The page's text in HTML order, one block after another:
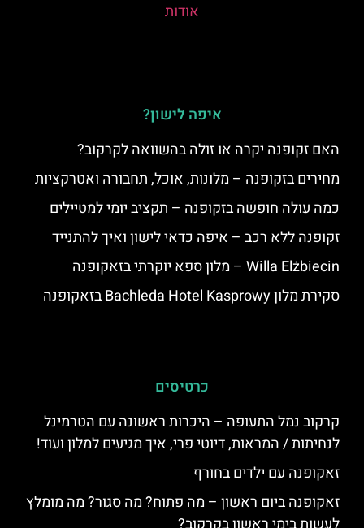
אודות
איפה לישון?
האם זקופנה יקרה או זולה בהשוואה לקרקוב?
מחירים בזקופנה – מלונות, אוכל, תחבורה ואטרקציות
כמה עולה חופשה בזקופנה – תקציב יומי למטיילים
זקופנה ללא רכב – איפה כדאי לישון ואיך להתנייד
Willa Elżbiecin – מלון ספא יוקרתי בזאקופנה
סקירת מלון Bachleda Hotel Kasprowy בזאקופנה
כרטיסים
קרקוב נמל התעופה – היכרות ראשונה עם הטרמינל
לנחיתות / המראות, דיוטי פרי, איך מגיעים למלון ועוד!
זאקופנה עם ילדים בחורף
זאקופנה ביום ראשון – מה פתוח? מה סגור? מה מומלץ